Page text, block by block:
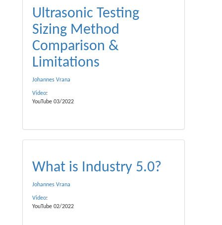
Ultrasonic Testing
Sizing Method
Comparison &
Limitations
Johannes Vrana
Video:
YouTube 03/2022
What is Industry 5.0?
Johannes Vrana
Video:
YouTube 02/2022